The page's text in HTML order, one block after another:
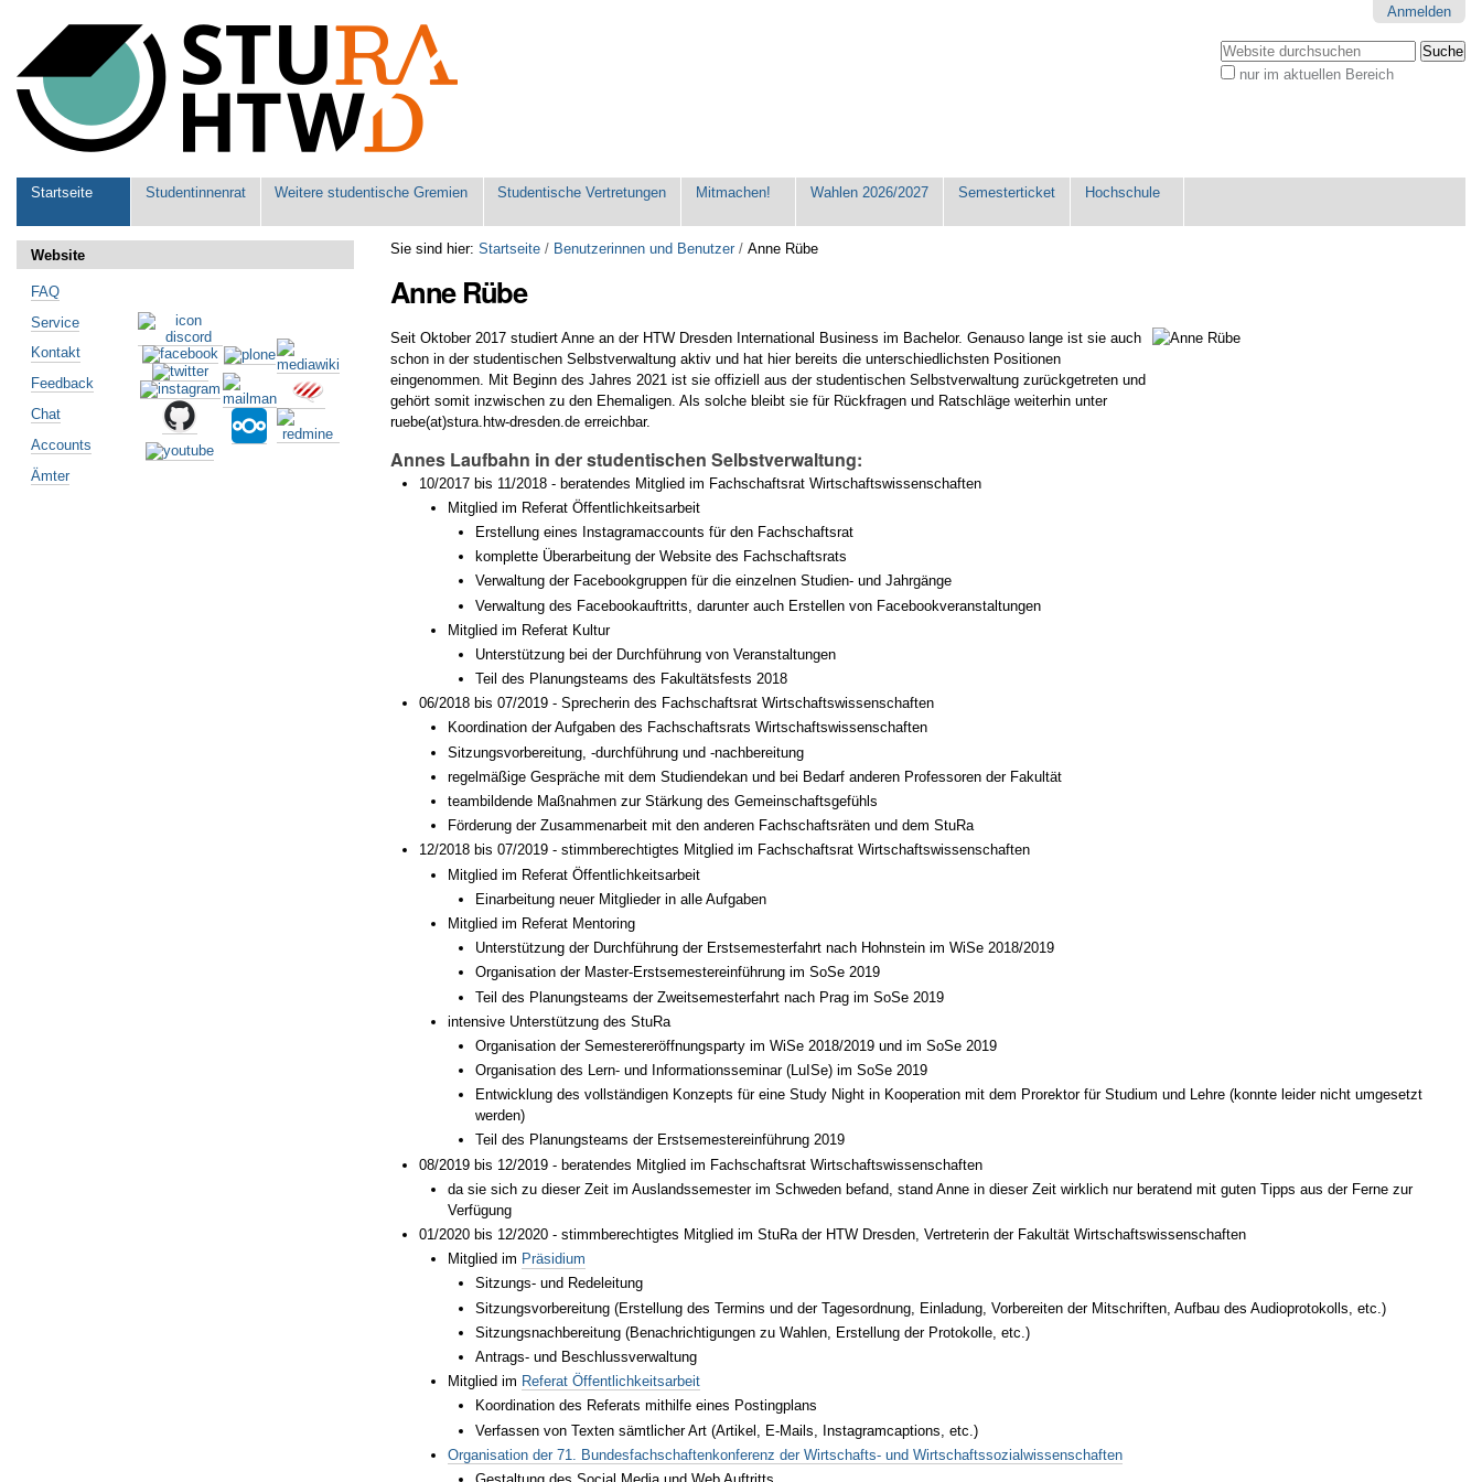
Werkzeuge
Anmelden
Website durchsuchen
nur im aktuellen Bereich
Sektionen
Startseite Studentinnenrat Weitere studentische Gremien Studentische Vertretungen Mitmachen! Wahlen 2026/2027 Semesterticket Hochschule
Sie sind hier: Startseite / Benutzerinnen und Benutzer /Anne Rübe
Anne Rübe
Seit Oktober 2017 studiert Anne an der HTW Dresden International Business im Bachelor. Genauso lange ist sie auch
schon in der studentischen Selbstverwaltung aktiv und hat hier bereits die unterschiedlichsten Positionen
eingenommen. Mit Beginn des Jahres 2021 ist sie offiziell aus der studentischen Selbstverwaltung zurückgetreten und
gehört somit inzwischen zu den Ehemaligen. Als solche bleibt sie für Rückfragen und Ratschläge weiterhin unter
ruebe(at)stura.htw-dresden.de erreichbar.
Annes Laufbahn in der studentischen Selbstverwaltung:
10/2017 bis 11/2018 - beratendes Mitglied im Fachschaftsrat Wirtschaftswissenschaften
Mitglied im Referat Öffentlichkeitsarbeit
Erstellung eines Instagramaccounts für den Fachschaftsrat
komplette Überarbeitung der Website des Fachschaftsrats
Verwaltung der Facebookgruppen für die einzelnen Studien- und Jahrgänge
Verwaltung des Facebookauftritts, darunter auch Erstellen von Facebookveranstaltungen
Mitglied im Referat Kultur
Unterstützung bei der Durchführung von Veranstaltungen
Teil des Planungsteams des Fakultätsfests 2018
06/2018 bis 07/2019 - Sprecherin des Fachschaftsrat Wirtschaftswissenschaften
Koordination der Aufgaben des Fachschaftsrats Wirtschaftswissenschaften
Sitzungsvorbereitung, -durchführung und -nachbereitung
regelmäßige Gespräche mit dem Studiendekan und bei Bedarf anderen Professoren der Fakultät
teambildende Maßnahmen zur Stärkung des Gemeinschaftsgefühls
Förderung der Zusammenarbeit mit den anderen Fachschaftsräten und dem StuRa
12/2018 bis 07/2019 - stimmberechtigtes Mitglied im Fachschaftsrat Wirtschaftswissenschaften
Mitglied im Referat Öffentlichkeitsarbeit
Einarbeitung neuer Mitglieder in alle Aufgaben
Mitglied im Referat Mentoring
Unterstützung der Durchführung der Erstsemesterfahrt nach Hohnstein im WiSe 2018/2019
Organisation der Master-Erstsemestereinführung im SoSe 2019
Teil des Planungsteams der Zweitsemesterfahrt nach Prag im SoSe 2019
intensive Unterstützung des StuRa
Organisation der Semestereröffnungsparty im WiSe 2018/2019 und im SoSe 2019
Organisation des Lern- und Informationsseminar (LuISe) im SoSe 2019
Entwicklung des vollständigen Konzepts für eine Study Night in Kooperation mit dem Prorektor für Studium und Lehre (konnte leider nicht umgesetzt
werden)
Teil des Planungsteams der Erstsemestereinführung 2019
08/2019 bis 12/2019 - beratendes Mitglied im Fachschaftsrat Wirtschaftswissenschaften
da sie sich zu dieser Zeit im Auslandssemester im Schweden befand, stand Anne in dieser Zeit wirklich nur beratend mit guten Tipps aus der Ferne zur
Verfügung
01/2020 bis 12/2020 - stimmberechtigtes Mitglied im StuRa der HTW Dresden, Vertreterin der Fakultät Wirtschaftswissenschaften
Mitglied im Präsidium
Sitzungs- und Redeleitung
Sitzungsvorbereitung (Erstellung des Termins und der Tagesordnung, Einladung, Vorbereiten der Mitschriften, Aufbau des Audioprotokolls, etc.)
Sitzungsnachbereitung (Benachrichtigungen zu Wahlen, Erstellung der Protokolle, etc.)
Antrags- und Beschlussverwaltung
Mitglied im Referat Öffentlichkeitsarbeit
Koordination des Referats mithilfe eines Postingplans
Verfassen von Texten sämtlicher Art (Artikel, E-Mails, Instagramcaptions, etc.)
Organisation der 71. Bundesfachschaftenkonferenz der Wirtschafts- und Wirtschaftssozialwissenschaften
Website
FAQ
Service
Kontakt
Feedback
Chat
Accounts
Ämter